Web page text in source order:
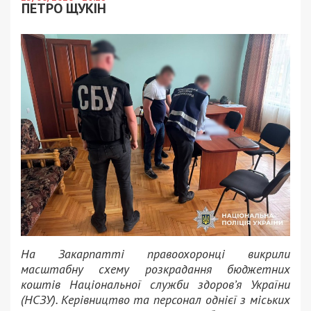
ПЕТРО ЩУКІН
На Закарпатті правоохоронці викрили
масштабну схему розкрадання бюджетних
коштів Національної служби здоров’я України
(НСЗУ). Керівництво та персонал однієї з міських